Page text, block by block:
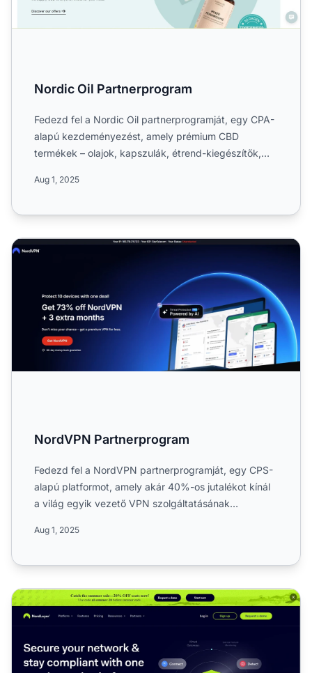
Nordic Oil Partnerprogram
Fedezd fel a Nordic Oil partnerprogramját, egy CPA-
alapú kezdeményezést, amely prémium CBD
termékek – olajok, kapszulák, étrend-kiegészítők,
Aug 1, 2025
NordVPN Partnerprogram
NordVPN Partnerprogram
Fedezd fel a NordVPN partnerprogramját, egy CPS-
alapú platformot, amely akár 40%-os jutalékot kínál
a világ egyik vezető VPN szolgáltatásának
Aug 1, 2025
NordLayer Partnerprogram